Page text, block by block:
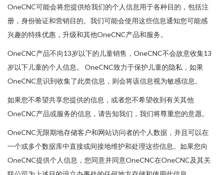
OneCNC可能会将您提供给我们的个人信息用于各种目的，包括注
册，身份验证和营销目的。我们可能会使用这些信息通知您可能感
兴趣的特殊优惠，升级和其他OneCNC产品和服务。
OneCNC产品不向13岁以下的儿童销售，OneCNC不会故意收集13
岁以下儿童的个人信息。 OneCNC致力于保护儿童的隐私，如果
OneCNC意识到收集了此类信息，则会将该信息视为敏感信息。
如果您不希望共享您提供的信息，或者您不希望收到有关其他
OneCNC产品或服务的信息，请告知我们，我们将尊重您的意愿。
OneCNC无限期地存储客户和网站访问者的个人数据，并且可以在
一个或多个数据库中直接或间接地维护和处理这些信息。如果您向
OneCNC提供个人信息，您同意并同意OneCNC在OneCNC及其关